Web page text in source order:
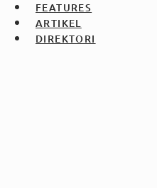
FEATURES
ARTIKEL
DIREKTORI